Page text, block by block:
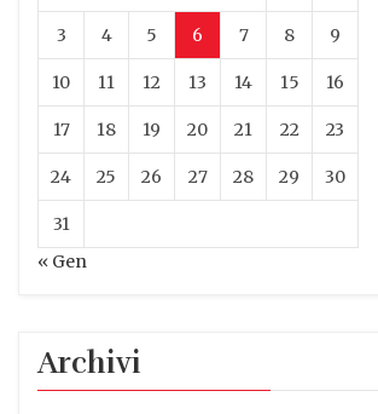
3 4 5 6 7 8 9
10 11 12 13 14 15 16
17 18 19 20 21 22 23
24 25 26 27 28 29 30
31
« Gen
Archivi